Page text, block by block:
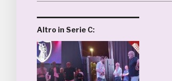
Altro in Serie C: